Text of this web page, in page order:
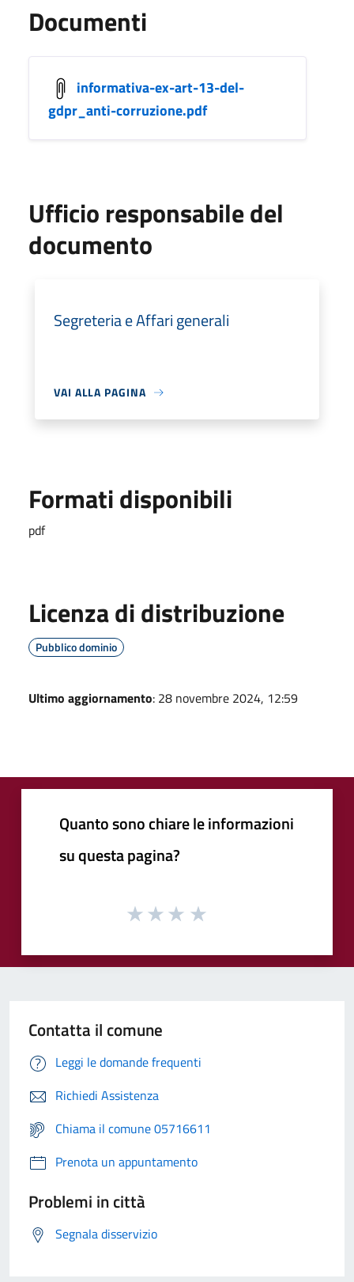
Documenti
informativa-ex-art-13-del-
gdpr_anti-corruzione.pdf
Ufficio responsabile del
documento
Segreteria e Affari generali
VAI ALLA PAGINA
Formati disponibili
pdf
Licenza di distribuzione
Pubblico dominio
Ultimo aggiornamento: 28 novembre 2024, 12:59
Quanto sono chiare le informazioni
su questa pagina?
Contatta il comune
Leggi le domande frequenti
Richiedi Assistenza
Chiama il comune 05716611
Prenota un appuntamento
Problemi in città
Segnala disservizio